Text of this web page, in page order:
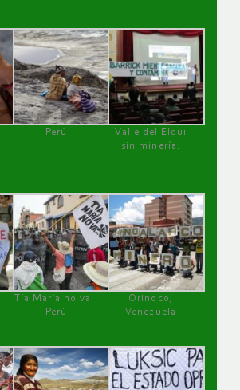
Perú
Valle del Elqui
sin minería.
Tía María no va !
Perú
Orinoco,
Venezuela